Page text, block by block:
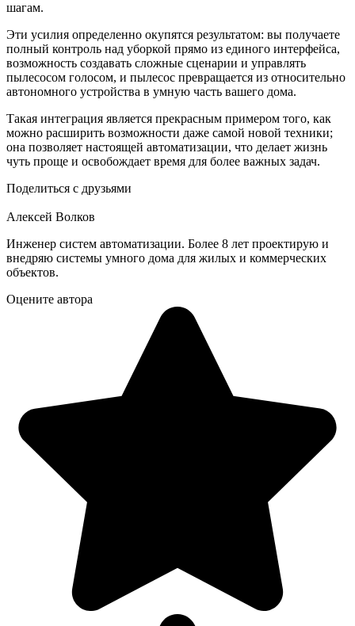
шагам.
Эти усилия определенно окупятся результатом: вы получаете
полный контроль над уборкой прямо из единого интерфейса,
возможность создавать сложные сценарии и управлять
пылесосом голосом, и пылесос превращается из относительно
автономного устройства в умную часть вашего дома.
Такая интеграция является прекрасным примером того, как
можно расширить возможности даже самой новой техники;
она позволяет настоящей автоматизации, что делает жизнь
чуть проще и освобождает время для более важных задач.
Поделиться с друзьями
Алексей Волков
Инженер систем автоматизации. Более 8 лет проектирую и
внедряю системы умного дома для жилых и коммерческих
объектов.
Оцените автора